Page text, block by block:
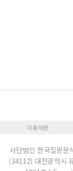
이용약관
사단법인 한국질량
(34112) 대전광역시